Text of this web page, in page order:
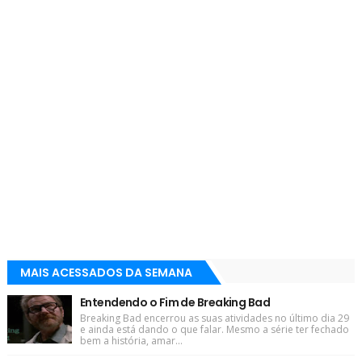
MAIS ACESSADOS DA SEMANA
Entendendo o Fim de Breaking Bad
Breaking Bad encerrou as suas atividades no último dia 29
e ainda está dando o que falar. Mesmo a série ter fechado
bem a história, amar...